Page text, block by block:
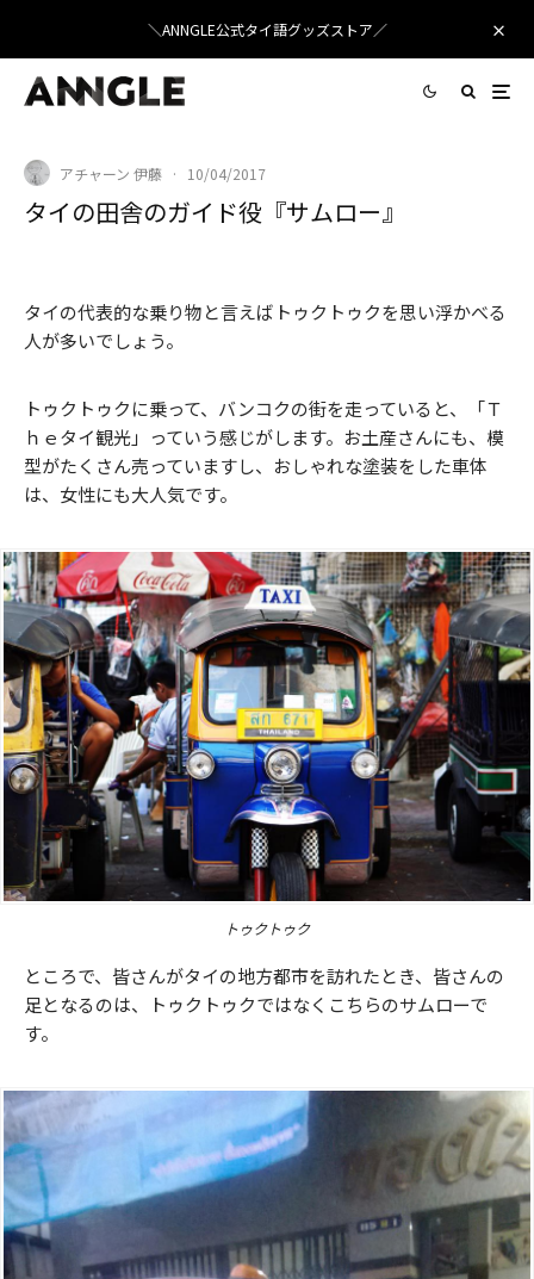
＼ANNGLE公式タイ語グッズストア／
アチャーン 伊藤 · 10/04/2017
タイの田舎のガイド役『サムロー』
タイの代表的な乗り物と言えばトゥクトゥクを思い浮かべる
人が多いでしょう。
トゥクトゥクに乗って、バンコクの街を走っていると、「Ｔ
ｈｅタイ観光」っていう感じがします。お土産さんにも、模
型がたくさん売っていますし、おしゃれな塗装をした車体
は、女性にも大人気です。
トゥクトゥク
ところで、皆さんがタイの地方都市を訪れたとき、皆さんの
足となるのは、トゥクトゥクではなくこちらのサムローで
す。